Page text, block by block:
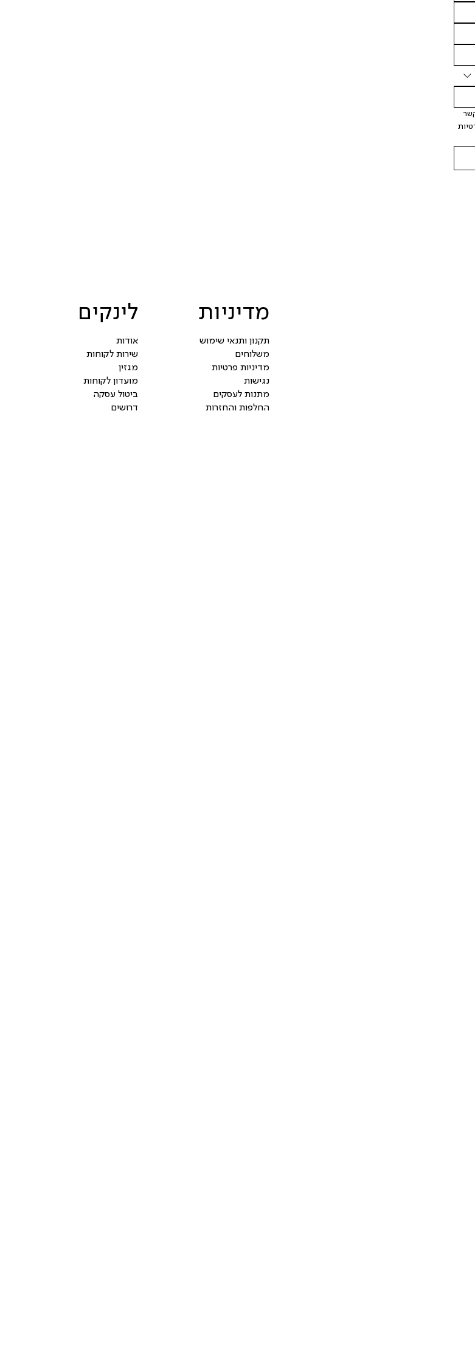
מדיניות
תקנון ותנאי שימוש
משלוחים
מדיניות פרטיות
נגישות
מתנות לעסקים
החלפות והחזרות
לינקים
אודות
שירות לקוחות
מגזין
מועדון לקוחות
ביטול עסקה
דרושים
אני מאשר/ת ומסכימ/ה לקבלת דיוור ישיר, הודעות ופרסומים שיווקיים בכלל פרטי הקשר
המצויים בידי החברה ובכלל זה דוא"ל SMS ועוד. המידע ייאסף בהתאם למדיניות הפרטיות